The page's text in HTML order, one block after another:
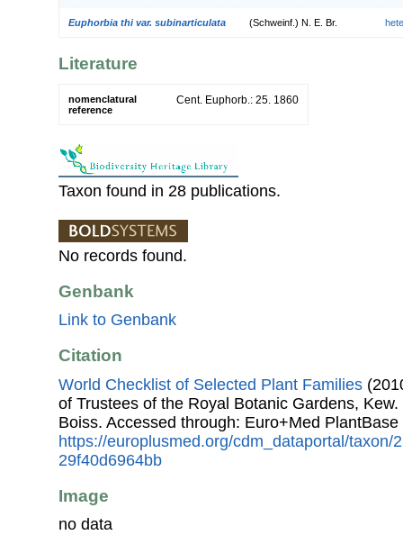
Euphorbia thi var. subinarticulata (Schweinf.) N. E. Br.
Literature
nomenclatural
reference
Cent. Euphorb.: 25. 1860
Taxon found in 28 publications.
No records found.
Genbank
Link to Genbank
Citation
World Checklist of Selected Plant Families
of Trustees of the Royal Botanic Gardens, Kew.
Boiss. Accessed through: Euro+Med PlantBase
https://europlusmed.org/cdm_dataportal/taxon/
29f40d6964bb
Image
no data